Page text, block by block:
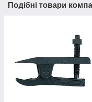
Подібні товари